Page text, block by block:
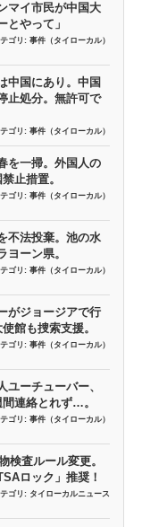
マイ市民が中国大
とやって」
ゴリ: 事件（タイローカル）
中国にあり。中国
止処分。無許可で
ゴリ: 事件（タイローカル）
を一掃。外国人の
止措置。
ゴリ: 事件（タイローカル）
不法投棄。池の水
ーン県。
ゴリ: 事件（タイローカル）
がジョージアで行
館も捜索支援。
ゴリ: 事件（タイローカル）
ユーチューバー、
連絡とれず…。
ゴリ: 事件（タイローカル）
検査ルール変更。
ロック」推奨！
ゴリ: タイローカルニュース